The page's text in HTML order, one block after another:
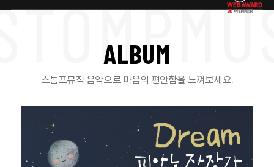
ALBUM
스톰프뮤직 음악으로 마음의 편안함을 느껴보세요.